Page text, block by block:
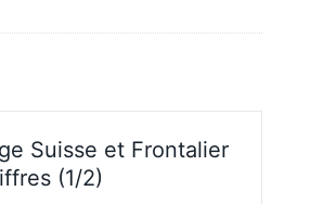
Suisse et Frontalier
(1/2)